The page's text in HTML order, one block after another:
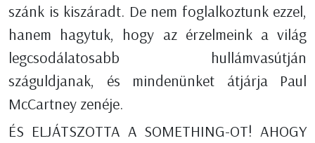
szánk is kiszáradt. De nem foglalkoztunk ezzel,
hanem hagytuk, hogy az érzelmeink a világ
legcsodálatosabb hullámvasútján
száguldjanak, és mindenünket átjárja Paul
McCartney zenéje.
ÉS ELJÁTSZOTTA A SOMETHING-OT! AHOGY